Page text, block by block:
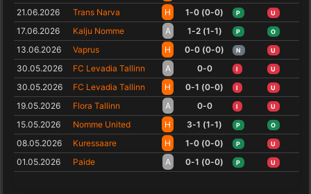
21.06.2026 Trans Narva H 1-0 (0-0) P U
17.06.2026 Kalju Nomme A 1-2 (1-1) P O
13.06.2026 Vaprus H 0-0 (0-0) N U
30.05.2026 FC Levadia Tallinn A 0-0 I U
30.05.2026 FC Levadia Tallinn H 0-1 (0-0) I U
19.05.2026 Flora Tallinn A 0-0 I U
15.05.2026 Nomme United H 3-1 (1-1) P O
08.05.2026 Kuressaare H 1-0 (0-0) P U
01.05.2026 Paide A 0-1 (0-0) P U